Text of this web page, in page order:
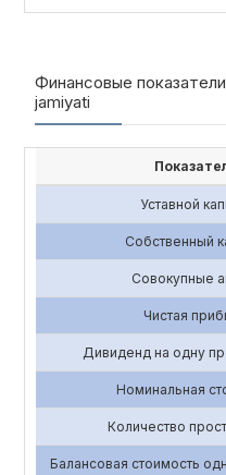
Финансовые
jamiyati
Уставной
Собственный
Совокупные
Чистая
Дивиденд на одну
Номинальная
Количество
Балансовая стоимость